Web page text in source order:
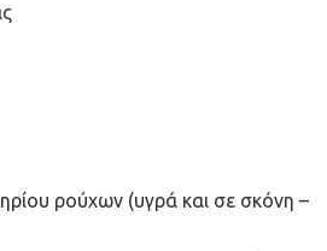
ρούχων (υγρά και σε σκόνη –